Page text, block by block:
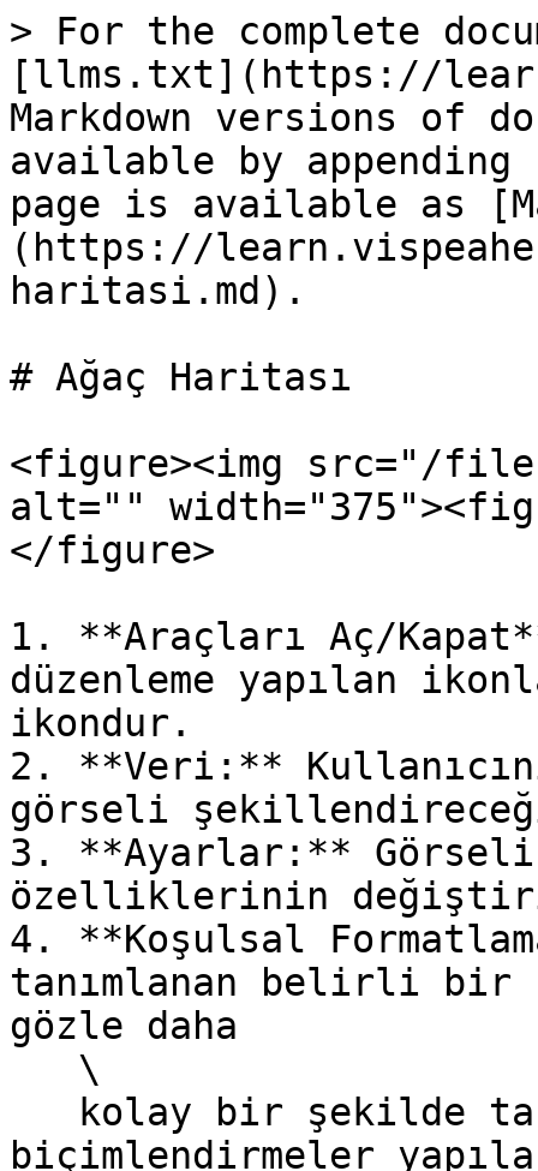
> For the complete
[llms.txt](https://
Markdown versions of
available by
page is available as
(https://
haritasi.md).
# Ağaç Haritası
<figure><img src="/files/
alt=""
</figure>
1. **Araçları Aç/
düzenleme yapılan
ikondur.
2. **Veri:**
görseli
3. **Ayarlar:**
özelliklerinin
4. **Koşulsal
tanımlanan belirli
gözle daha
biçimlendirmeler